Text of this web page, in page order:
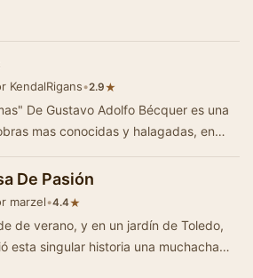
KendalRigans•2.9★
De Gustavo Adolfo Bécquer es una
mas conocidas y halagadas, en
De Pasión
marzel•4.4★
de verano, y en un jardín de Toledo,
esta singular historia una muchacha